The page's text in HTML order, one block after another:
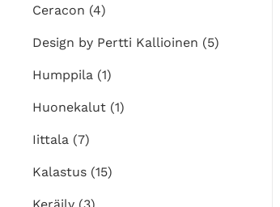
Ceracon (4)
Design by Pertti Kallioinen (5)
Humppila (1)
Huonekalut (1)
Iittala (7)
Kalastus (15)